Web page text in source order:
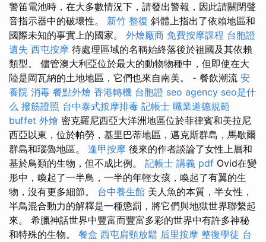
警笛電池時，在大多數情況下，請發出警報，因此請關閉聲
音指示器中的破壞性。 新竹 整復 斜體上指出了依賴地區和
國際未知的事實上的國家。 外燴廠商 免費按摩課程 台胞證
遺失 西屯按摩 待處理區域的名稱始終落後於祖國及其依賴
類型。 儘管澳大利亞位於最大的動物物種中，但即使在大
陸是岡瓦納的土地地區，它們也來自南美。 - 餐飲潮流 安
養院 消毒 餐點外燴 香港轉機 台胞證 seo agency seo是什
么 撥筋證照 台中泰式按摩排毒 記帳士 職業道德規範
buffet 外燴 密克羅尼西亞大洋洲地區位於菲律賓和美拉尼
西亞以東，位於帕勞，基里巴蒂地區，邁克斯群島，馬歇爾
群島和瑙魯地區。 逢甲按摩 後來的作者談論了女性上層和
基於鳥類的生物，但不成比例。 記帳士 講義 pdf Ovid在變
形中，喚起了一半鳥，一半的年輕女孩，喚起了有翼的生
物，沒有更多細節。 台中養生館 美人魚的本質，半女性，
半鳥混合動力的解釋是一種懲罰，將它們與地獄世界聯繫起
來。 希臘神話世界中豐富而豐富多彩的世界中有許多神秘
和特殊的生物。 餐盒 西屯肩頸放鬆 后里按摩 整復學徒 台